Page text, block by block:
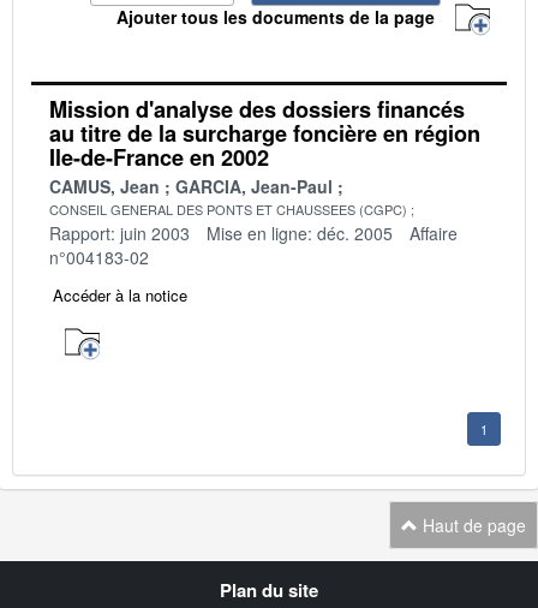
Ajouter tous les documents de la page
Mission d'analyse des dossiers financés
au titre de la surcharge foncière en région
Ile-de-France en 2002
CAMUS, Jean GARCIA, Jean-Paul
CONSEIL GENERAL DES PONTS ET CHAUSSEES (CGPC)
Rapport: juin 2003 Mise en ligne: déc. 2005
Affaire
n°004183-02
Accéder à la notice
1
Haut de page
Plan du site